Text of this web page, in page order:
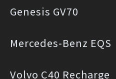
Genesis GV70
Mercedes-Benz EQS
Volvo C40 Recharge